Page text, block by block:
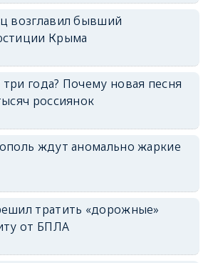
возглавил бывший
Крыма
года? Почему новая песня
россиянок
ждут аномально жаркие
тратить «дорожные»
от БПЛА